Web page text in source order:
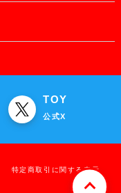
TOY
公式X
特定商取引に関する表示